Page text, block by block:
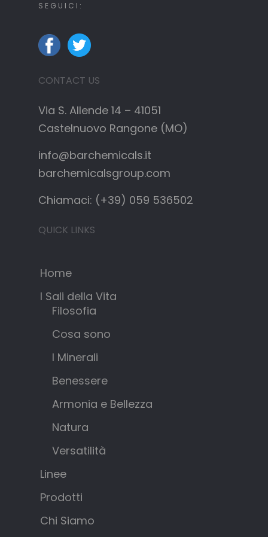
SEGUICI:
CONTACT US
Via S. Allende 14 – 41051
Castelnuovo Rangone (MO)
info@barchemicals.it
barchemicalsgroup.com
Chiamaci: (+39) 059 536502
QUICK LINKS
Home
I Sali della Vita
Filosofia
Cosa sono
I Minerali
Benessere
Armonia e Bellezza
Natura
Versatilità
Linee
Prodotti
Chi Siamo